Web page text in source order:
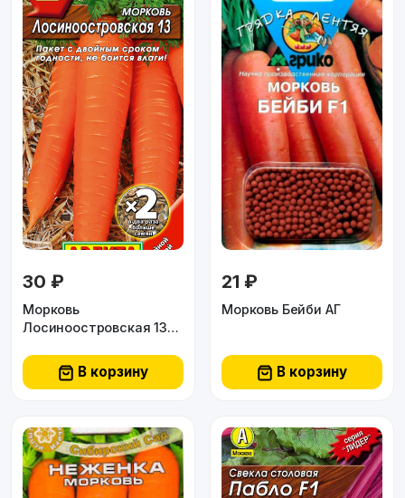
30 ₽
Морковь
Лосиноостровская 13
В корзину
21 ₽
Морковь Бейби АГ
В корзину